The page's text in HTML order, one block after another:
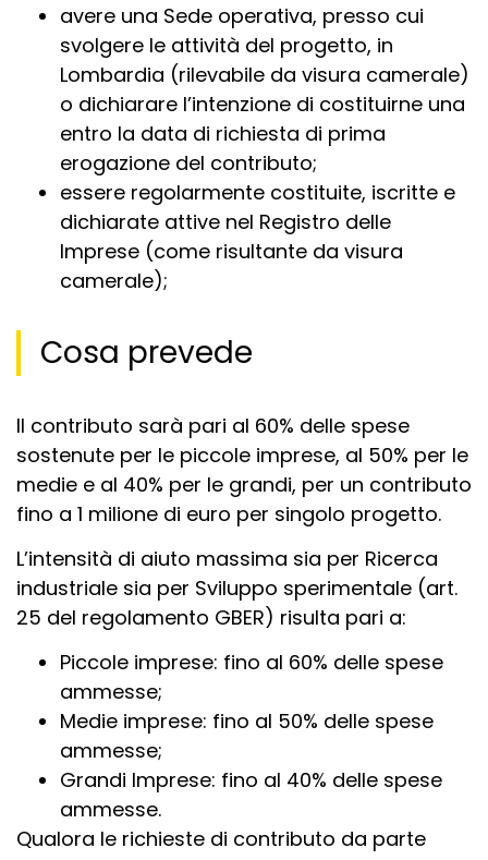
avere una Sede operativa, presso cui
svolgere le attività del progetto, in
Lombardia (rilevabile da visura camerale)
o dichiarare l’intenzione di costituirne una
entro la data di richiesta di prima
erogazione del contributo;
essere regolarmente costituite, iscritte e
dichiarate attive nel Registro delle
Imprese (come risultante da visura
camerale);
Cosa prevede
Il contributo sarà pari al 60% delle spese
sostenute per le piccole imprese, al 50% per le
medie e al 40% per le grandi, per un contributo
fino a 1 milione di euro per singolo progetto.
L’intensità di aiuto massima sia per Ricerca
industriale sia per Sviluppo sperimentale (art.
25 del regolamento GBER) risulta pari a:
Piccole imprese: fino al 60% delle spese
ammesse;
Medie imprese: fino al 50% delle spese
ammesse;
Grandi Imprese: fino al 40% delle spese
ammesse.
Qualora le richieste di contributo da parte